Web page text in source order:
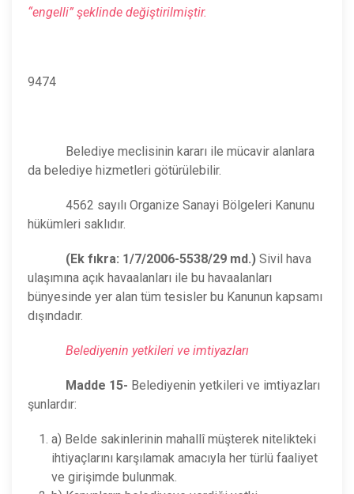
“engelli” şeklinde değiştirilmiştir.
9474
Belediye meclisinin kararı ile mücavir alanlara
da belediye hizmetleri götürülebilir.
4562 sayılı Organize Sanayi Bölgeleri Kanunu
hükümleri saklıdır.
(Ek fıkra: 1/7/2006-5538/29 md.) Sivil hava
ulaşımına açık havaalanları ile bu havaalanları
bünyesinde yer alan tüm tesisler bu Kanunun kapsamı
dışındadır.
Belediyenin yetkileri ve imtiyazları
Madde 15- Belediyenin yetkileri ve imtiyazları
şunlardır:
a) Belde sakinlerinin mahallî müşterek nitelikteki
ihtiyaçlarını karşılamak amacıyla her türlü faaliyet
ve girişimde bulunmak.